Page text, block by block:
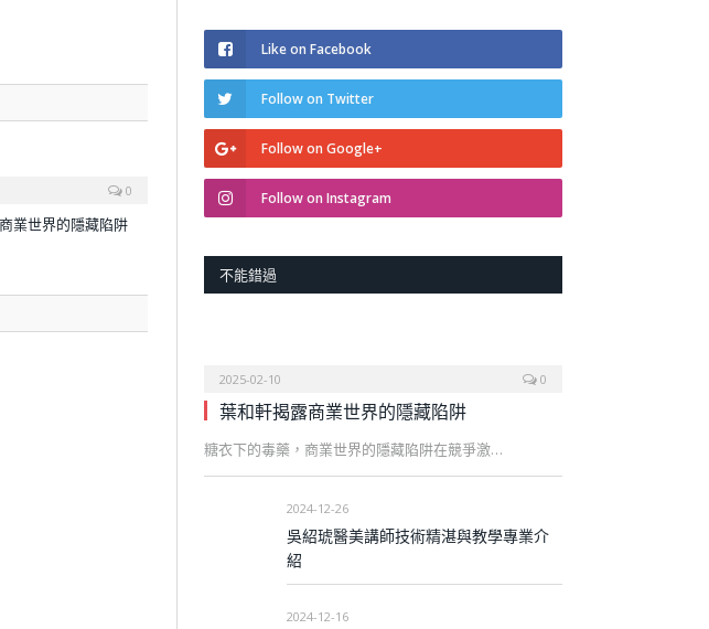
0
業世界的隱藏陷阱
Like on Facebook
Follow on Twitter
Follow on Google+
Follow on Instagram
不能錯過
2025-02-10 0
葉和軒揭露商業世界的隱藏陷阱
糖衣下的毒藥，商業世界的隱藏陷阱在競爭激…
2024-12-26
吳紹琥醫美講師技術精湛與教學專業介
紹
2024-12-16